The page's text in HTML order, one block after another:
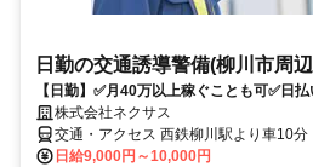
日勤の交通誘導警備(柳川市周
【日勤】✅月40万以上稼ぐことも可✅日
株式会社ネクサス
交通・アクセス 西鉄柳川駅より車10分
日給9,000円～10,000円